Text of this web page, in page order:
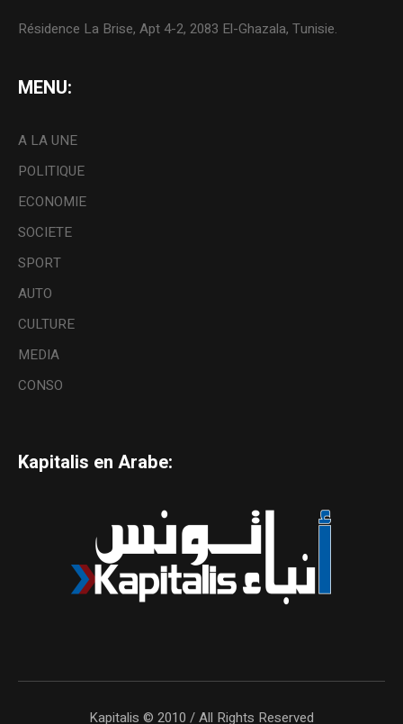
Résidence La Brise, Apt 4-2, 2083 El-Ghazala, Tunisie.
MENU:
A LA UNE
POLITIQUE
ECONOMIE
SOCIETE
SPORT
AUTO
CULTURE
MEDIA
CONSO
Kapitalis en Arabe:
Kapitalis © 2010 / All Rights Reserved